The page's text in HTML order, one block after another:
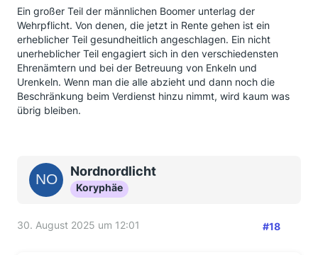
Ein großer Teil der männlichen Boomer unterlag der
Wehrpflicht. Von denen, die jetzt in Rente gehen ist ein
erheblicher Teil gesundheitlich angeschlagen. Ein nicht
unerheblicher Teil engagiert sich in den verschiedensten
Ehrenämtern und bei der Betreuung von Enkeln und
Urenkeln. Wenn man die alle abzieht und dann noch die
Beschränkung beim Verdienst hinzu nimmt, wird kaum was
übrig bleiben.
Nordnordlicht
Koryphäe
30. August 2025 um 12:01 #18